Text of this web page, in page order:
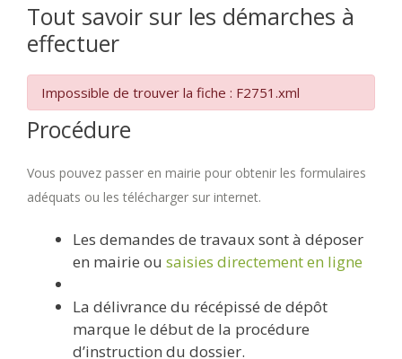
Tout savoir sur les démarches à
effectuer
Impossible de trouver la fiche : F2751.xml
Procédure
Vous pouvez passer en mairie pour obtenir les formulaires
adéquats ou les télécharger sur internet.
Les demandes de travaux sont à déposer
en mairie ou saisies directement en ligne
La délivrance du récépissé de dépôt
marque le début de la procédure
d’instruction du dossier.